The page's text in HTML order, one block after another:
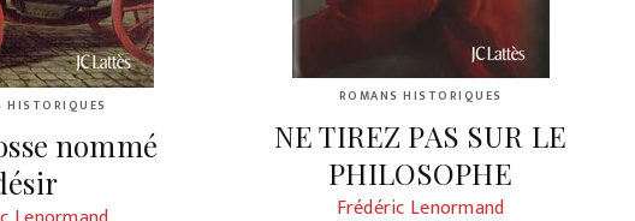
HISTORIQUES
nommé
ROMANS HISTORIQUES
NE TIREZ PAS SUR LE
PHILOSOPHE
Frédéric Lenormand